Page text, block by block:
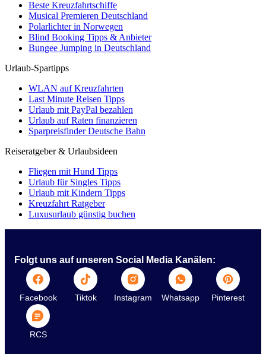
Beste Kreuzfahrtschiffe
Musical Premieren Deutschland
Polarlichter in Norwegen
Blind Booking Tipps & Anbieter
Bungee Jumping in Deutschland
Urlaub-Spartipps
WLAN auf Kreuzfahrten
Last Minute Reisen Tipps
Urlaub mit PayPal bezahlen
Urlaub auf Raten finanzieren
Sparpreisfinder Deutsche Bahn
Reiseratgeber & Urlaubsideen
Fliegen mit Hund Tipps
Urlaub für Singles Tipps
Urlaub mit Kindern Tipps
Kreuzfahrt Ratgeber
Luxusurlaub günstig buchen